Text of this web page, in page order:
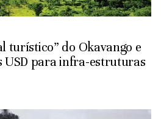
turístico” do Okavango e
USD para infra-estruturas